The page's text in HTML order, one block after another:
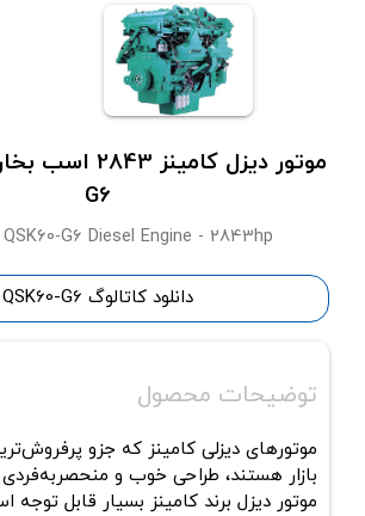
G6
G6 Diesel Engine - 2843hp
دانلود کاتالوگ QSK60-G6
توضیحات محصول
موتورهای دیزلی کامینز که جزو
بازار هستند، طراحی خوب و منحصربه‌فردی
موتور دیزل برند کامینز بسیار قابل توجه